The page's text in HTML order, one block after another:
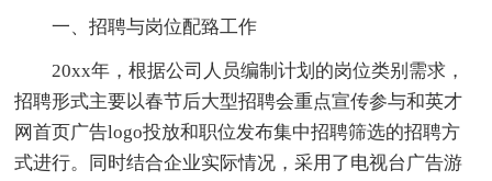
一、招聘与岗位配臵工作
20xx年，根据公司人员编制计划的岗位类别需求，
招聘形式主要以春节后大型招聘会重点宣传参与和英才
网首页广告logo投放和职位发布集中招聘筛选的招聘方
式进行。同时结合企业实际情况，采用了电视台广告游